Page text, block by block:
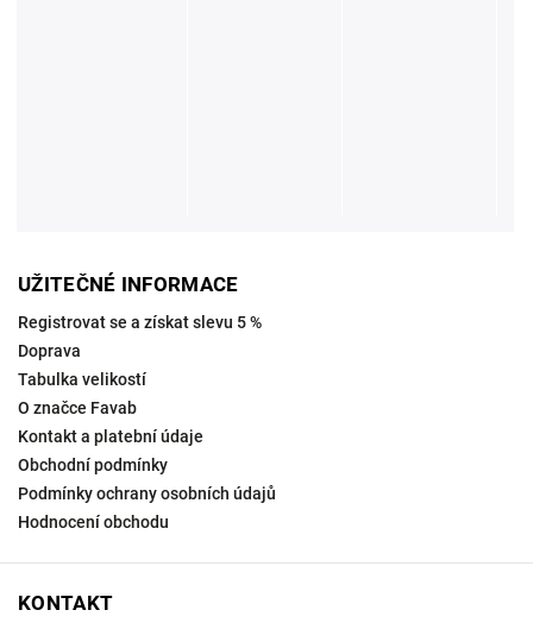
UŽITEČNÉ INFORMACE
Registrovat se a získat slevu 5 %
Doprava
Tabulka velikostí
O značce Favab
Kontakt a platební údaje
Obchodní podmínky
Podmínky ochrany osobních údajů
Hodnocení obchodu
KONTAKT